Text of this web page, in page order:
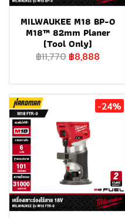
MILWAUKEE M18 BP-0
M18™ 82mm Planer
(Tool Only)
฿11,770 ฿8,888
-24%